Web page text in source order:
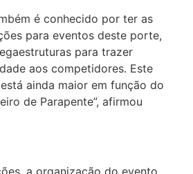
é conhecido por ter as
para eventos deste porte,
para trazer
aos competidores. Este
ainda maior em função do
de Parapente”, afirmou